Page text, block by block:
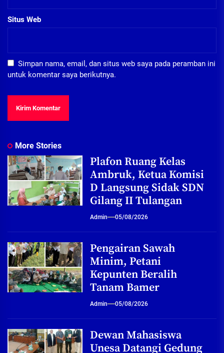
Situs Web
Simpan nama, email, dan situs web saya pada peramban ini
untuk komentar saya berikutnya.
More Stories
Plafon Ruang Kelas
Ambruk, Ketua Komisi
D Langsung Sidak SDN
Gilang II Tulangan
Admin 05/08/2026
Pengairan Sawah
Minim, Petani
Kepunten Beralih
Tanam Bamer
Admin 05/08/2026
Dewan Mahasiswa
Unesa Datangi Gedung